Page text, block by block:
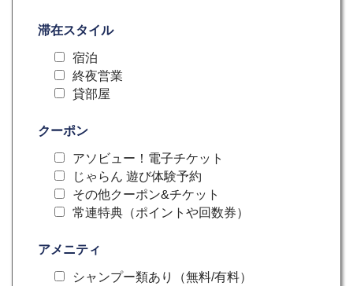
滞在スタイル
宿泊
終夜営業
貸部屋
クーポン
アソビュー！電子チケット
じゃらん 遊び体験予約
その他クーポン&チケット
常連特典（ポイントや回数券）
アメニティ
シャンプー類あり（無料/有料）